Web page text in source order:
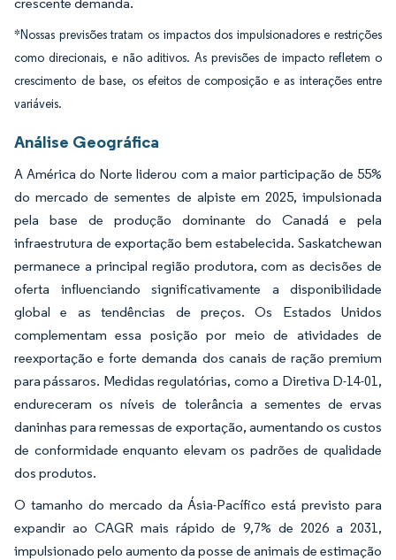
*Nossas previsões tratam os impactos dos impulsionadores e restrições
como direcionais, e não aditivos. As previsões de impacto refletem o
crescimento de base, os efeitos de composição e as interações entre
variáveis.
Análise Geográfica
A América do Norte liderou com a maior participação de 55%
do mercado de sementes de alpiste em 2025, impulsionada
pela base de produção dominante do Canadá e pela
infraestrutura de exportação bem estabelecida. Saskatchewan
permanece a principal região produtora, com as decisões de
oferta influenciando significativamente a disponibilidade
global e as tendências de preços. Os Estados Unidos
complementam essa posição por meio de atividades de
reexportação e forte demanda dos canais de ração premium
para pássaros. Medidas regulatórias, como a Diretiva D-14-01,
endureceram os níveis de tolerância a sementes de ervas
daninhas para remessas de exportação, aumentando os custos
de conformidade enquanto elevam os padrões de qualidade
dos produtos.
O tamanho do mercado da Ásia-Pacífico está previsto para
expandir ao CAGR mais rápido de 9,7% de 2026 a 2031,
impulsionado pelo aumento da posse de animais de estimação